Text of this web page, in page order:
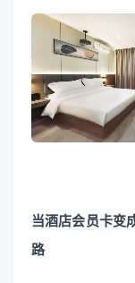
当酒店会员卡变
路